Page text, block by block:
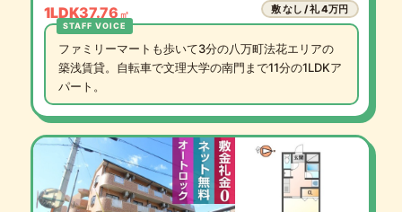
1LDK37.76 ㎡
敷 なし / 礼 4万円
ファミリーマートも歩いて3分の八万町法花エリアの
築浅賃貸。自転車で文理大学の南門まで11分の1LDKア
パート。